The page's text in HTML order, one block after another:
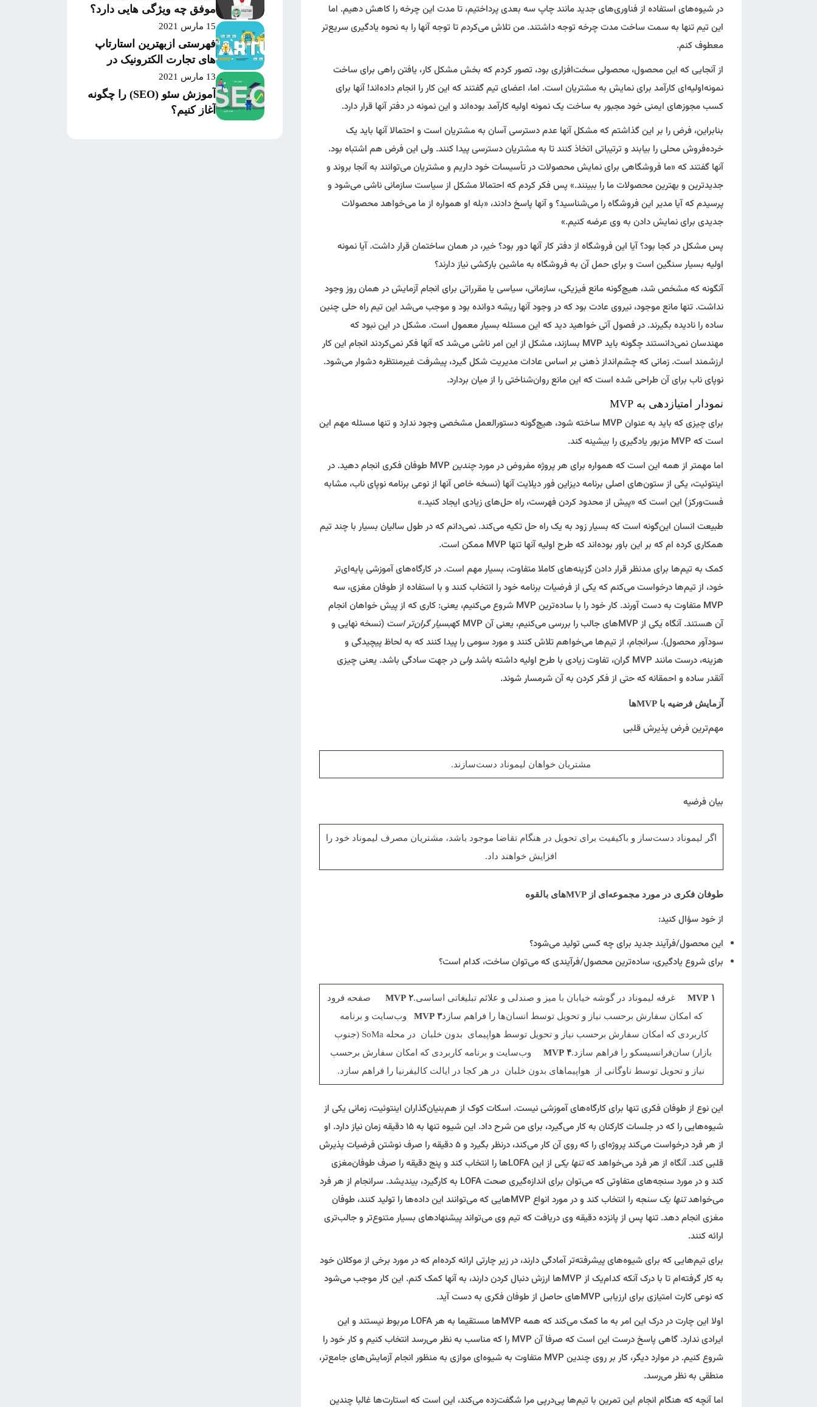
در شیوه‌های استفاده از فناوری‌های جدید مانند چاپ سه بعدی پرداختیم، تا مدت این چرخه را کاهش دهیم. اما
این تیم تنها به سمت ساخت مدت چرخه توجه داشتند. من تلاش می‌کردم تا توجه آنها را به نحوه یادگیری سریع‌تر
معطوف کنم.
از آنجایی که این محصول، محصولی سخت‌افزاری بود، تصور کردم که بخش مشکل کار، یافتن راهی برای ساخت
نمونه‌اولیه‌ای کارآمد برای نمایش به مشتریان است. اما، اعضای تیم گفتند که این کار را انجام داده‌اند! آنها برای
کسب مجوزهای ایمنی خود مجبور به ساخت یک نمونه اولیه کارآمد بوده‌اند و این نمونه در دفتر آنها قرار دارد.
بنابراین، فرض را بر این گذاشتم که مشکل آنها عدم دسترسی آسان به مشتریان است و احتمالا آنها باید یک
خرده‌فروش محلی را بیابند و ترتیباتی اتخاذ کنند تا به مشتریان دسترسی پیدا کنند. ولی این فرض هم اشتباه بود.
آنها گفتند که «ما فروشگاهی برای نمایش محصولات در تأسیسات خود داریم و مشتریان می‌توانند به آنجا بروند و
جدیدترین و بهترین محصولات ما را ببینند.» پس فکر کردم که احتمالا مشکل از سیاست سازمانی ناشی می‌شود و
پرسیدم که آیا مدیر این فروشگاه را می‌شناسید؟ و آنها پاسخ دادند، «بله او همواره از ما می‌خواهد محصولات
جدیدی برای نمایش دادن به وی عرضه کنیم.»
پس مشکل در کجا بود؟ آیا این فروشگاه از دفتر کار آنها دور بود؟ خیر، در همان ساختمان قرار داشت. آیا نمونه
اولیه بسیار سنگین است و برای حمل آن به فروشگاه به ماشین بارکشی نیاز دارند؟
آنگونه که مشخص شد، هیچ‌گونه مانع فیزیکی، سازمانی، سیاسی یا مقرراتی برای انجام آزمایش در همان روز وجود
نداشت. تنها مانع موجود، نیروی عادت بود که در وجود آنها ریشه دوانده بود و موجب می‌شد این تیم راه حلی چنین
ساده را نادیده بگیرند. در فصول آتی خواهید دید که این مسئله بسیار معمول است. مشکل در این نبود که
مهندسان نمی‌دانستند چگونه باید MVP بسازند، مشکل از این امر ناشی می‌شد که آنها فکر نمی‌کردند انجام این کار
ارزشمند است. زمانی که چشم‌انداز ذهنی بر اساس عادات مدیریت شکل گیرد، پیشرفت غیرمنتظره دشوار می‌شود.
نوپای ناب برای آن طراحی شده است که این مانع روان‌شناختی را از میان بردارد.
نمودار امتیازدهی به MVP
برای چیزی که باید به عنوان MVP ساخته شود، هیچ‌گونه دستورالعمل مشخصی وجود ندارد و تنها مسئله مهم این
است که MVP مزبور یادگیری را بیشینه کند.
اما مهمتر از همه این است که همواره برای هر پروژه مفروض در موردچندین
MVP طوفان‌ فکری انجام دهید. در
اینتوئیت، یکی از ستون‌های اصلی برنامه دیزاین فور دیلایت آنها (نسخه خاص آنها از نوعی برنامه نوپای ناب، مشابه
فست‌ورکز) این است که «پیش از محدود کردن فهرست، راه حل‌های زیادی ایجاد کنید.»
طبیعت انسان این‌گونه است که بسیار زود به یک راه حل تکیه می‌کند. نمی‌دانم که در طول سالیان بسیار با چند تیم
همکاری کرده ام که بر این باور بوده‌اند که طرح اولیه آنها تنها MVP ممکن است.
کمک به تیم‌ها برای مدنظر قرار دادن گزینه‌های کاملا متفاوت، بسیار مهم است. در کارگاه‌های آموزشی پایه‌ای‌تر
خود، از تیم‌ها درخواست می‌کنم که یکی از فرضیات برنامه خود را انتخاب کنند و با استفاده از طوفان مغزی، سه
MVP متفاوت به دست آورند. کار خود را با ساده‌ترین MVP شروع می‌کنیم، یعنی: کاری که از پیش خواهان انجام
آن هستند. آنگاه یکی از MVP‌های جالب را بررسی می‌کنیم، یعنی آن MVP که
بسیار گران‌تر است (نسخه نهایی و
سودآور محصول). سرانجام، از تیم‌ها می‌خواهم تلاش کنند و مورد سومی را پیدا کنند که به لحاظ پیچیدگی و
هزینه، درست مانند MVP گران، تفاوت زیادی با طرح اولیه داشته باشد
ولیدر جهت سادگی باشد. یعنی چیزی
آنقدر ساده و احمقانه که حتی از فکر کردن به آن شرمسار شوند.
آزمایش فرضیه باMVPها
مهم‌ترین فرض پذیرش قلبی
مشتریان خواهان لیموناد دست‌سازند.
بیان فرضیه
اگر لیموناد دست‌ساز و باکیفیت برای تحویل در هنگام تقاضا موجود باشد، مشتریان مصرف لیموناد خود را
افزایش خواهند داد.
طوفان فکریدر مورد مجموعه‌ای ازMVPهای بالقوه
از خود سؤال کنید:
این محصول/فرآیند جدید برای چه کسی تولید می‌شود؟
برای شروع یادگیری، ساده‌ترین محصول/فرآیندی که می‌توان ساخت، کدام است؟
MVP ۱ غرفه لیموناد در گوشه خیابان با میز و صندلی و علائم تبلیغاتی اساسی. MVP ۲
صفحه فرود
که امکان سفارش برحسب نیاز و تحویل توسط انسان‌ها را فراهم سازد
MVP ۳
وب‌سایت و برنامه
کاربردی که امکان سفارش برحسب نیاز و تحویل توسط هواپیمای بدون خلبان در محله SoMa (جنوب
بازار) سان‌فرانسیسکو را فراهم سازد.
MVP ۴
وب‌سایت و برنامه کاربردی که امکان سفارش برحسب
نیاز و تحویل توسط ناوگانی از هواپیماهای بدون خلبان در هر کجا در ایالت کالیفرنیا را فراهم سازد.
این نوع از طوفان فکری تنها برای کارگاه‌های آموزشی نیست. اسکات کوک از هم‌بنیان‌گذاران اینتوئیت، زمانی یکی از
شیوه‌هایی را که در جلسات کارکنان به کار می‌گیرد، برای من شرح داد. این شیوه تنها به ۱۵ دقیقه زمان نیاز دارد. او
از هر فرد درخواست می‌کند پروژه‌ای را که روی آن کار می‌کند، درنظر بگیرد و ۵ دقیقه را صرف نوشتن فرضیات پذیرش
قلبی کند. آنگاه از هر فرد می‌خواهد کهتنها یکی
از این LOFAها را انتخاب کند و پنج دقیقه را صرف طوفان‌مغزی
کند و در مورد سنجه‌های متفاوتی که می‌توان برای اندازه‌گیری صحت LOFA به کارگیرد، بیندیشد. سرانجام از هر فرد
می‌خواهدتنها یک سنجه
را انتخاب کند و در مورد انواع MVPهایی که می‌توانند این داده‌ها را تولید کنند، طوفان
مغزی انجام دهد. تنها پس از پانزده دقیقه وی دریافت که تیم وی می‌تواند پیشنهادهای بسیار متنوع‌تر و جالب‌تری
ارائه کنند.
برای تیم‌هایی که برای شیوه‌های پیشرفته‌تر آمادگی دارند، در زیر چارتی ارائه کرده‌ام که در مورد برخی از موکلان خود
به کار گرفته‌ام تا با درک آنکه کدام‌یک از MVPها ارزش دنبال کردن دارند، به آنها کمک کنم. این کار موجب می‌شود
که نوعی کارت امتیازی برای ارزیابی MVPهای حاصل از طوفان فکری به دست ‌آید.
اولا این چارت در درک این امر به ما کمک می‌کند که همه MVPها مستقیما به هر LOFA مربوط نیستند و این
ایرادی ندارد. گاهی پاسخ درست این است که صرفا آن MVP را که مناسب به نظر می‌رسد انتخاب کنیم و کار خود را
شروع کنیم. در موارد دیگر، کار بر روی چندین MVP متفاوت به شیوه‌ای موازی به منظور انجام آزمایش‌های جامع‌تر،
منطقی به نظر می‌رسد.
اما آنچه که هنگام انجام این تمرین با تیم‌ها پی‌درپی مرا شگفت‌زده می‌کند، این است که استارت‌ها غالبا چندین
موفق چه ویژگی هایی دارد؟
15 مارس 2021
فهرستی ازبهترین استارتاپ
های تجارت الکترونیک در
سال 2020 بر اساس میزان
موفقیت و سرمایه‌گذاری
13 مارس 2021
آموزش سئو (SEO) را چگونه
آغاز کنیم؟